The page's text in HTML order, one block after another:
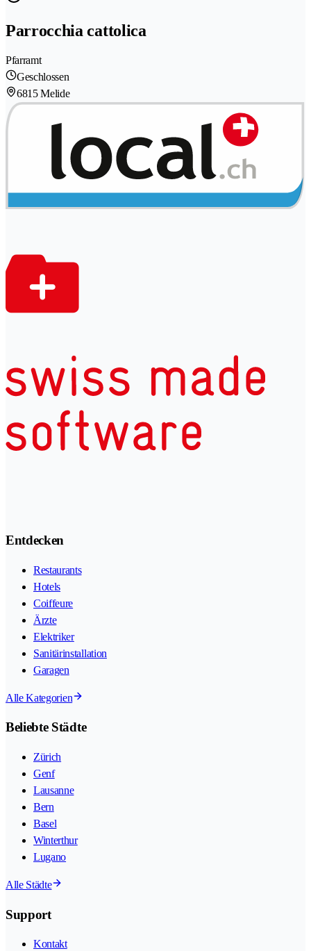
Parrocchia cattolica
Pfarramt
Geschlossen
6815 Melide
Entdecken
Restaurants
Hotels
Coiffeure
Ärzte
Elektriker
Sanitärinstallation
Garagen
Alle Kategorien
Beliebte Städte
Zürich
Genf
Lausanne
Bern
Basel
Winterthur
Lugano
Alle Städte
Support
Kontakt